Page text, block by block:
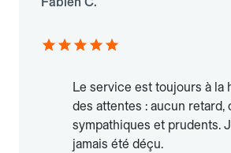
Le service est toujours à la
des attentes : aucun retard,
sympathiques et prudents.
jamais été déçu.